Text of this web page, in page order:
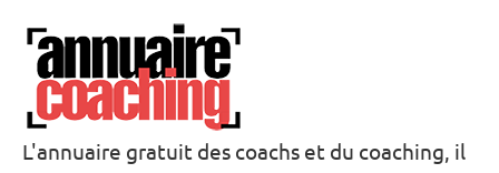
contenu
L'annuaire gratuit des coachs et du coaching, il